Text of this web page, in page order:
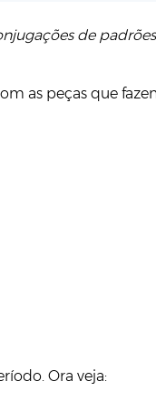
de
as peças que
Ora veja: